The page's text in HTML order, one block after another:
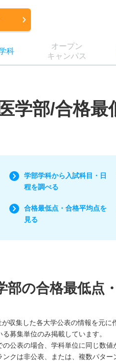
科
オープン
キャンパス
学部/合格最
学部学科から入試科目・日
程を調べる
合格最低点・合格平均点を
見る
部の合格最低点
が収集した各大学公表の情報を元に
募集単位のみ掲載しています。
公表の場合、学科単位に同じ数値
クは非公表、または、複数パター